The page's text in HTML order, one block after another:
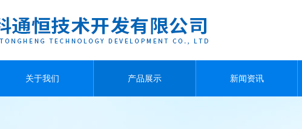
关于我们 产品展示 新闻资讯